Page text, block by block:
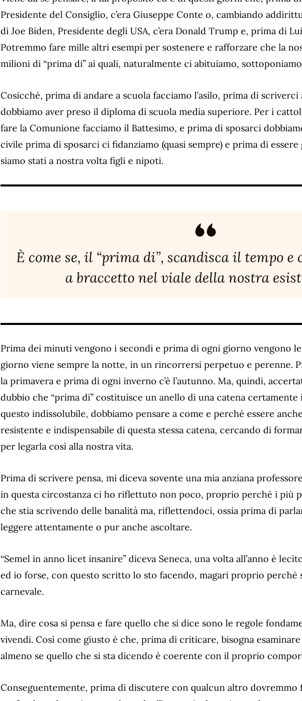
Presidente del Consiglio, c’era Giuseppe Conte o, cambiando
di Joe Biden, Presidente degli USA, c’era Donald Trump e, prima di
Potremmo fare mille altri esempi per sostenere e rafforzare che la
milioni di “prima di” ai quali, naturalmente ci abituiamo,
Cosicché, prima di andare a scuola facciamo l’asilo, prima di scriverci
dobbiamo aver preso il diploma di scuola media superiore. Per i
fare la Comunione facciamo il Battesimo, e prima di sposarci
civile prima di sposarci ci fidanziamo (quasi sempre) e prima di
siamo stati a nostra volta figli e nipoti.
È come se, il “prima di”, scandisca il tempo e
a braccetto nel viale della nostra
Prima dei minuti vengono i secondi e prima di ogni giorno vengono
giorno viene sempre la notte, in un rincorrersi perpetuo e perenne.
la primavera e prima di ogni inverno c’è l’autunno. Ma, quindi,
dubbio che “prima di” costituisce un anello di una catena
questo indissolubile, dobbiamo pensare a come e perché essere
resistente e indispensabile di questa stessa catena, cercando di
per legarla così alla nostra vita.
Prima di scrivere pensa, mi diceva sovente una mia anziana
in questa circostanza ci ho riflettuto non poco, proprio perché i più
che stia scrivendo delle banalità ma, riflettendoci, ossia prima di
leggere attentamente o pur anche ascoltare.
“Semel in anno licet insanire” diceva Seneca, una volta all’anno è
ed io forse, con questo scritto lo sto facendo, magari proprio perché
carnevale.
Ma, dire cosa si pensa e fare quello che si dice sono le regole
vivendi. Così come giusto è che, prima di criticare, bisogna
almeno se quello che si sta dicendo è coerente con il proprio
Conseguentemente, prima di discutere con qualcun altro dovremmo